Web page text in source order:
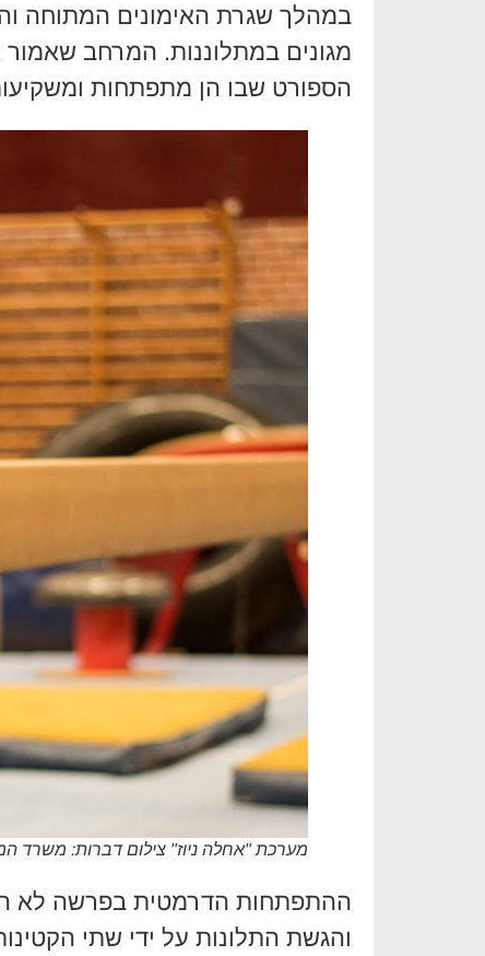
במהלך שגרת האימונים המתוחה
מגונים במתלוננות. המרחב שאמור
הספורט שבו הן מתפתחות
מערכת "אחלה ניוז" צילום דברות: משרד
ההתפתחות הדרמטית בפרשה לא
והגשת התלונות על ידי שתי